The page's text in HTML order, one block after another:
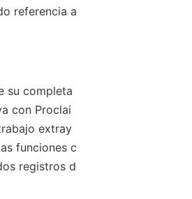
referencia a
su completa
con Proclai
extray
funciones c
registros d